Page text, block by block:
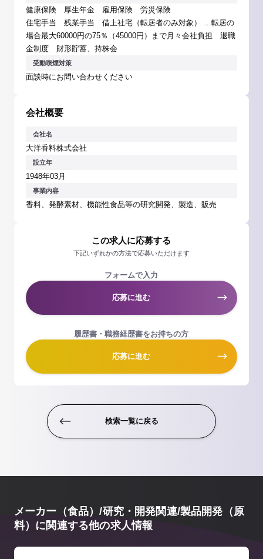
健康保険 厚生年金 雇用保険 労災保険
住宅手当 残業手当 借上社宅（転居者のみ対象） …転居の
場合最大60000円の75％（45000円）まで月々会社負担 退職
金制度 財形貯蓄、持株会
受動喫煙対策
面談時にお問い合わせください
会社概要
会社名
大洋香料株式会社
設立年
1948年03月
事業内容
香料、発酵素材、機能性食品等の研究開発、製造、販売
この求人に応募する
下記いずれかの方法で応募いただけます
フォームで入力
応募に進む
履歴書・職務経歴書をお持ちの方
応募に進む
検索一覧に戻る
メーカー（食品）/研究・開発関連/製品開発（原
料）に関連する他の求人情報